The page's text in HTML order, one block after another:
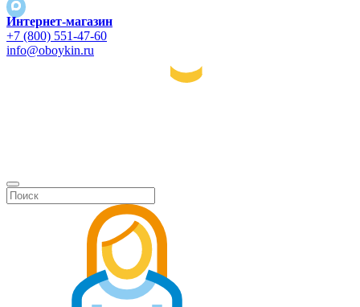
Интернет-магазин
+7 (800) 551-47-60
info@oboykin.ru